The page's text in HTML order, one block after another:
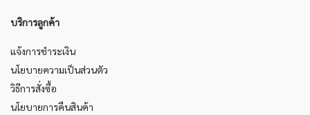
บริการลูกค้า
แจ้งการชำระเงิน
นโยบายความเป็นส่วนตัว
วิธีการสั่งซื้อ
นโยบายการคืนสินค้า